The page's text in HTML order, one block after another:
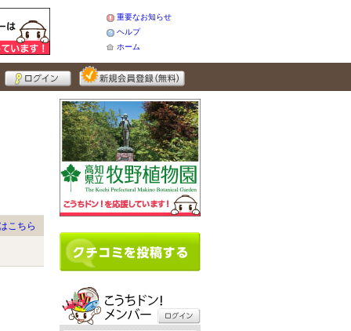
重要なお知らせ
ヘルプ
ホーム
こちら